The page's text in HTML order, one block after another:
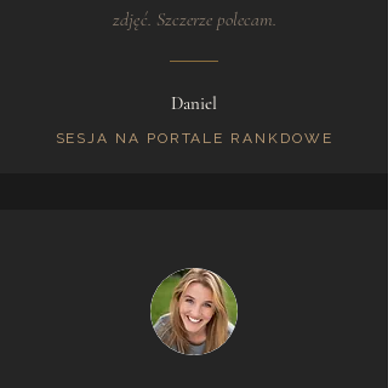
zdjęć. Szczerze polecam.
Daniel
SESJA NA PORTALE RANKDOWE